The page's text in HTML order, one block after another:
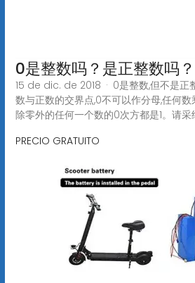
0是整数吗？是正整数吗
15 de dic. de 2018 · 0是整数,但不是正
数与正数的交界点,0不可以作分母,任何
除零外的任何一个数的0次方都是1。请采
PRECIO GRATUITO